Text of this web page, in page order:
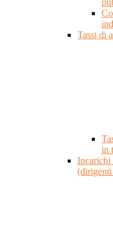
Tassi di
in
Incarichi